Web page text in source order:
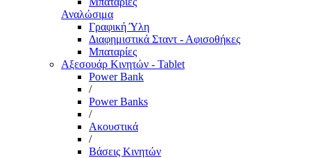
Αναλώσιμα
Γραφική Ύλη
Διαφημιστικά Σταντ - Αφισοθήκες
Μπαταρίες
Αξεσουάρ Κινητών - Tablet
Power Bank
/
Power Banks
/
Ακουστικά
/
Βάσεις Κινητών